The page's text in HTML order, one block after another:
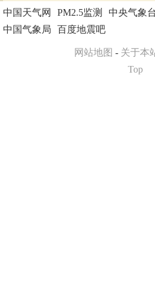
中国天气网
PM2.5监测 中央气象台
中国气象局
百度地震吧
网站地图 - 关于本
Top